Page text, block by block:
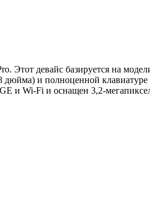
Этот девайс базируется на
и полноценной клавиатуре
и Wi-Fi и оснащен 3,2-